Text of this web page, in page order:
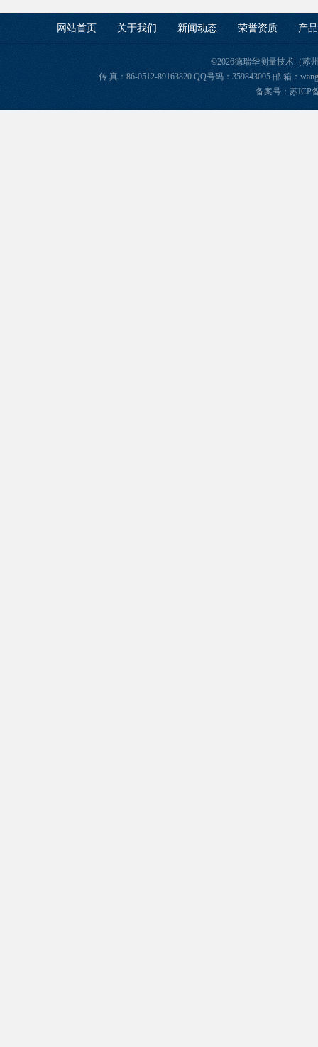
网站首页 关于我们 新闻动态 荣誉资质 产
©2026德瑞华测量技术（苏
传 真：86-0512-89163820 QQ号码：359843005 邮 箱：
备案号：苏ICP